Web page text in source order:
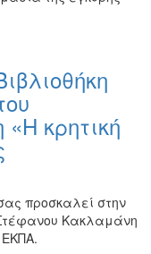
κρητική
προσκαλεί στην
Κακλαμάνη